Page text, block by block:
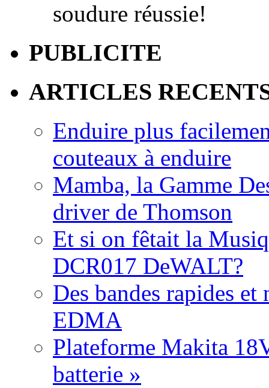
soudure réussie!
PUBLICITE
ARTICLES
Enduire plus
couteaux à enduire
Mamba, la Gamme
driver de Thomson
Et si on fêtait la
DCR017 DeWALT?
Des bandes rapides et
EDMA
Plateforme Makita
batterie »